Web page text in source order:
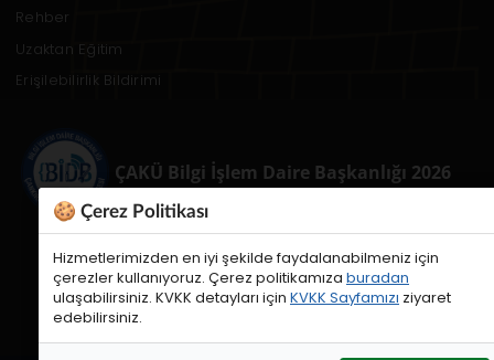
Rehber
Uzaktan Eğitim
Erişilebilirlik Bildirimi
ÇAKÜ Bilgi İşlem Daire Başkanlığı 2026
🍪 Çerez Politikası
Hizmetlerimizden en iyi şekilde faydalanabilmeniz için
çerezler kullanıyoruz. Çerez politikamıza buradan
ulaşabilirsiniz. KVKK detayları için KVKK Sayfamızı ziyaret
edebilirsiniz.